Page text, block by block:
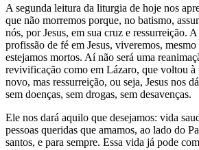
A segunda leitura da liturgia de hoje nos
que não morremos porque, no batismo,
nós, por Jesus, em sua cruz e ressurreição.
profissão de fé em Jesus, viveremos, mesmo
estejamos mortos. Aí não será uma
revivificação como em Lázaro, que voltou à
novo, mas ressurreição, ou seja, Jesus nos
sem doenças, sem drogas, sem desavenças.
Ele nos dará aquilo que desejamos: vida
pessoas queridas que amamos, ao lado do
santos, e para sempre. Essa vida já pode